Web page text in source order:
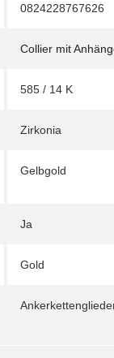
0824228767626
Collier mit
585 / 14 K
Zirkonia
Gelbgold
Ja
Gold